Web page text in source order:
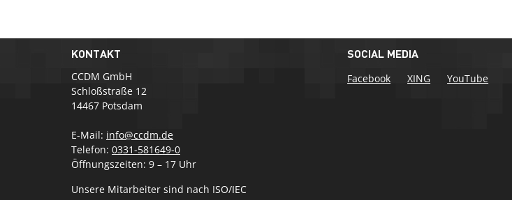
KONTAKT
CCDM GmbH
Schloßstraße 12
14467 Potsdam
E-Mail: info@ccdm.de
Telefon: 0331-581649-0
Öffnungszeiten: 9 – 17 Uhr
Unsere Mitarbeiter sind nach ISO/IEC
SOCIAL MEDIA
Facebook
XING YouTube